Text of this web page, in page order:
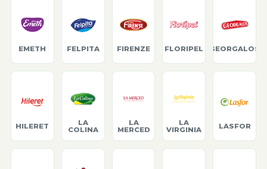
EMETH FELPITA FIRENZE FLORIPEL GEORGALOS
HILERET
LA
COLINA
LA
MERCED
LA
VIRGINIA
LASFOR